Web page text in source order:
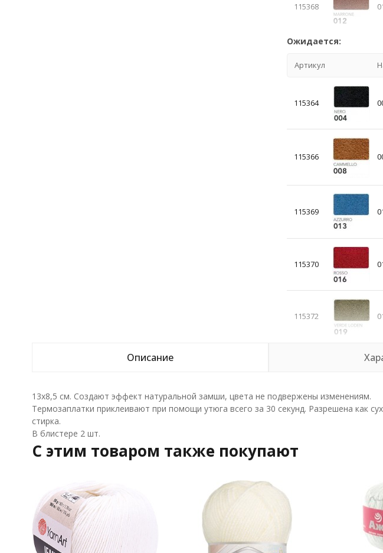
115368
Ожидается:
Артикул
115364
115366
115369
115370
115372
Описание
13х8,5 см. Создают эффект натуральной замши, цвета не подвержены изменениям.
Термозаплатки приклеивают при помощи утюга всего за 30 секунд. Разрешена как
стирка.
В блистере 2 шт.
C этим товаром также покупают